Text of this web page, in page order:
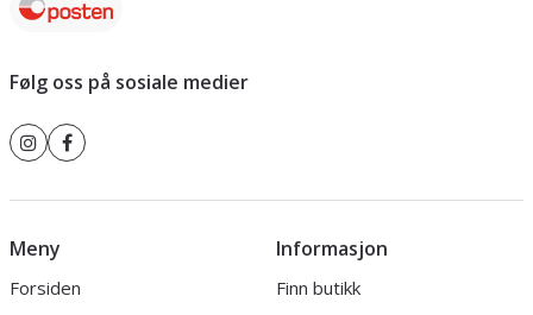
Følg oss på sosiale medier
Meny
Forsiden
Informasjon
Finn butikk